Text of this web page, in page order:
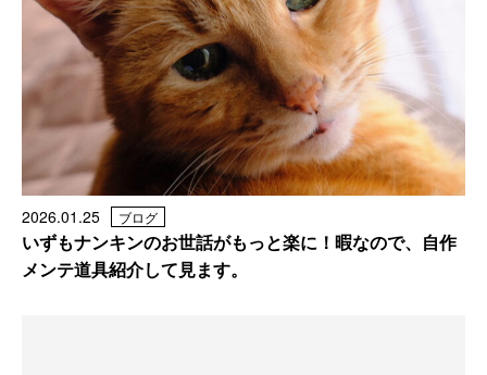
2026.01.25 ブログ
いずもナンキンのお世話がもっと楽に！暇なので、自作
メンテ道具紹介して見ます。